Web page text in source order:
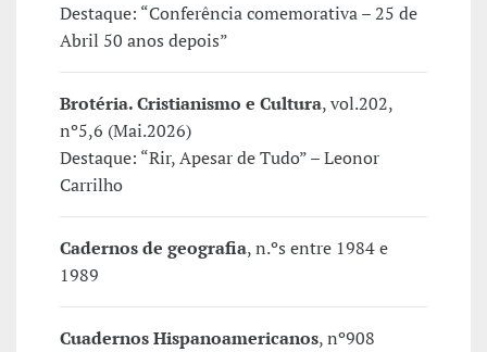
Destaque: “Conferência comemorativa – 25 de
Abril 50 anos depois”
Brotéria. Cristianismo e Cultura, vol.202,
nº5,6 (Mai.2026)
Destaque: “Rir, Apesar de Tudo” – Leonor
Carrilho
Cadernos de geografia, n.ºs entre 1984 e
1989
Cuadernos Hispanoamericanos, nº908